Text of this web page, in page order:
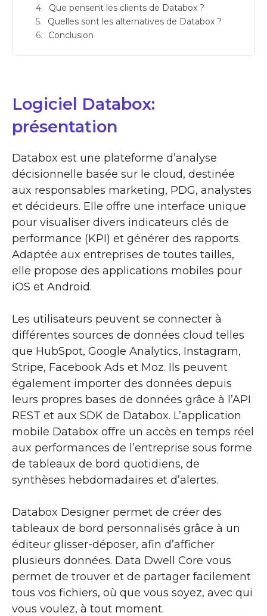
Que pensent les clients de Databox ?
Quelles sont les alternatives de Databox ?
Conclusion
Logiciel Databox:
présentation
Databox est une plateforme d’analyse
décisionnelle basée sur le cloud, destinée
aux responsables marketing, PDG, analystes
et décideurs. Elle offre une interface unique
pour visualiser divers indicateurs clés de
performance (KPI) et générer des rapports.
Adaptée aux entreprises de toutes tailles,
elle propose des applications mobiles pour
iOS et Android.
Les utilisateurs peuvent se connecter à
différentes sources de données cloud telles
que HubSpot, Google Analytics, Instagram,
Stripe, Facebook Ads et Moz. Ils peuvent
également importer des données depuis
leurs propres bases de données grâce à l’API
REST et aux SDK de Databox. L’application
mobile Databox offre un accès en temps réel
aux performances de l’entreprise sous forme
de tableaux de bord quotidiens, de
synthèses hebdomadaires et d’alertes.
Databox Designer permet de créer des
tableaux de bord personnalisés grâce à un
éditeur glisser-déposer, afin d’afficher
plusieurs données. Data Dwell Core vous
permet de trouver et de partager facilement
tous vos fichiers, où que vous soyez, avec qui
vous voulez, à tout moment.